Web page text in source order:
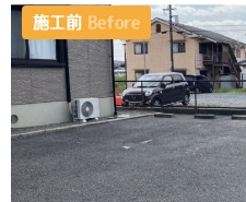
施工前 Before